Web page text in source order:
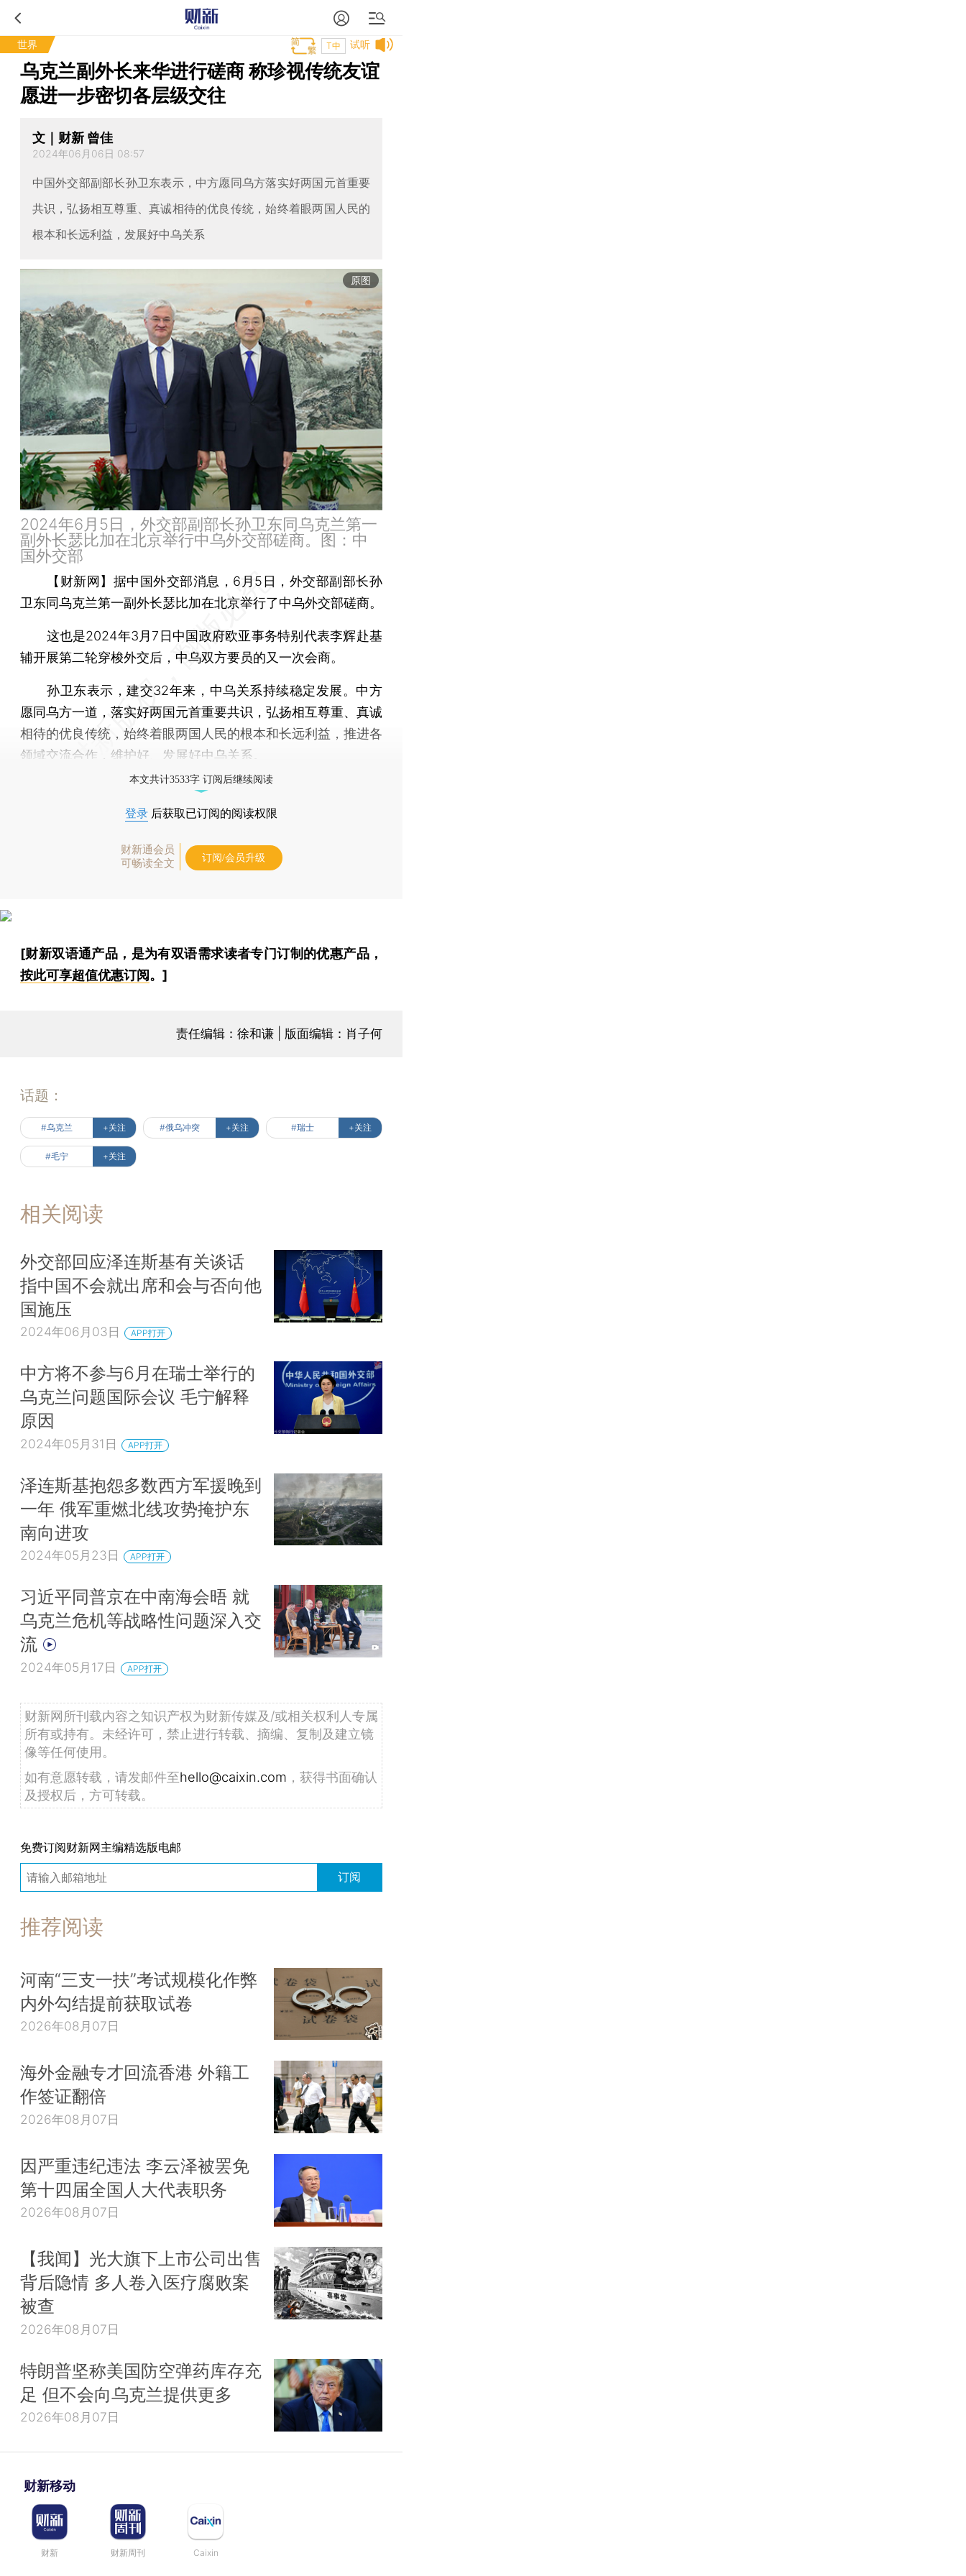
世界 试听
T中
乌克兰副外长来华进行磋商 称珍视传统友谊
愿进一步密切各层级交往
文｜财新 曾佳
2024年06月06日 08:57
中国外交部副部长孙卫东表示，中方愿同乌方落实好两国元首重要
共识，弘扬相互尊重、真诚相待的优良传统，始终着眼两国人民的
根本和长远利益，发展好中乌关系
原图
2024年6月5日，外交部副部长孙卫东同乌克兰第一
副外长瑟比加在北京举行中乌外交部磋商。图：中
国外交部
【财新网】 据中国外交部消息，6月5日，外交部副部长孙
卫东同乌克兰第一副外长瑟比加在北京举行了中乌外交部磋商。
这也是2024年3月7日中国政府欧亚事务特别代表李辉赴基
辅开展第二轮穿梭外交后，中乌双方要员的又一次会商。
孙卫东表示，建交32年来，中乌关系持续稳定发展。中方
愿同乌方一道，落实好两国元首重要共识，弘扬相互尊重、真诚
相待的优良传统，始终着眼两国人民的根本和长远利益，推进各
领域交流合作，维护好、发展好中乌关系。
本文共计3533字 订阅后继续阅读
登录 后获取已订阅的阅读权限
财新通会员
可畅读全文
订阅/会员升级
[财新双语通产品，是为有双语需求读者专门订制的优惠产品，
按此可享超值优惠订阅。]
责任编辑：徐和谦 | 版面编辑：肖子何
话题：
#乌克兰 +关注 #俄乌冲突 +关注 #瑞士 +关注
#毛宁 +关注
相关阅读
外交部回应泽连斯基有关谈话
指中国不会就出席和会与否向他
国施压
2024年06月03日 APP打开
中方将不参与6月在瑞士举行的
乌克兰问题国际会议 毛宁解释
原因
2024年05月31日 APP打开
泽连斯基抱怨多数西方军援晚到
一年 俄军重燃北线攻势掩护东
南向进攻
2024年05月23日 APP打开
习近平同普京在中南海会晤 就
乌克兰危机等战略性问题深入交
流
2024年05月17日 APP打开
财新网所刊载内容之知识产权为财新传媒及/或相关权利人专属
所有或持有。未经许可，禁止进行转载、摘编、复制及建立镜
像等任何使用。
如有意愿转载，请发邮件至hello@caixin.com ，获得书面确认
及授权后，方可转载。
免费订阅财新网主编精选版电邮
订阅
推荐阅读
河南“三支一扶”考试规模化作弊
内外勾结提前获取试卷
2026年08月07日
海外金融专才回流香港 外籍工
作签证翻倍
2026年08月07日
因严重违纪违法 李云泽被罢免
第十四届全国人大代表职务
2026年08月07日
【我闻】光大旗下上市公司出售
背后隐情 多人卷入医疗腐败案
被查
2026年08月07日
特朗普坚称美国防空弹药库存充
足 但不会向乌克兰提供更多
2026年08月07日
财新移动
财新 财新周刊 Caixin